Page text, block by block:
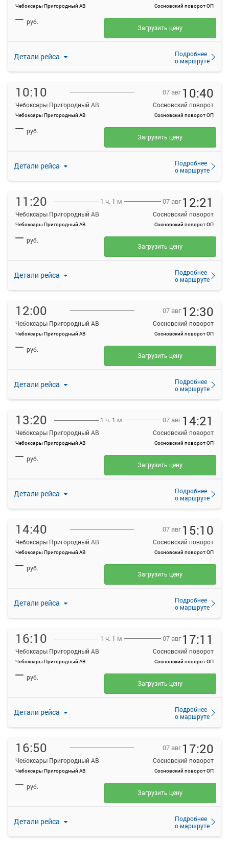
Чебоксары Пригородный АВ Сосновский поворот ОП
Детали рейса
Подробнее
о маршруте
— руб.
Загрузить цену
10:10
Чебоксары Пригородный АВ
Чебоксары Пригородный АВ
07 авг 10:40
Сосновский поворот
Сосновский поворот ОП
Детали рейса
Подробнее
о маршруте
— руб.
Загрузить цену
11:20
Чебоксары Пригородный АВ
Чебоксары Пригородный АВ
1 ч. 1 м 07 авг 12:21
Сосновский поворот
Сосновский поворот ОП
Детали рейса
Подробнее
о маршруте
— руб.
Загрузить цену
12:00
Чебоксары Пригородный АВ
Чебоксары Пригородный АВ
07 авг 12:30
Сосновский поворот
Сосновский поворот ОП
Детали рейса
Подробнее
о маршруте
— руб.
Загрузить цену
13:20
Чебоксары Пригородный АВ
Чебоксары Пригородный АВ
1 ч. 1 м 07 авг 14:21
Сосновский поворот
Сосновский поворот ОП
Детали рейса
Подробнее
о маршруте
— руб.
Загрузить цену
14:40
Чебоксары Пригородный АВ
Чебоксары Пригородный АВ
07 авг 15:10
Сосновский поворот
Сосновский поворот ОП
Детали рейса
Подробнее
о маршруте
— руб.
Загрузить цену
16:10
Чебоксары Пригородный АВ
Чебоксары Пригородный АВ
1 ч. 1 м 07 авг 17:11
Сосновский поворот
Сосновский поворот ОП
Детали рейса
Подробнее
о маршруте
— руб.
Загрузить цену
16:50
Чебоксары Пригородный АВ
Чебоксары Пригородный АВ
07 авг 17:20
Сосновский поворот
Сосновский поворот ОП
Детали рейса
Подробнее
о маршруте
— руб.
Загрузить цену